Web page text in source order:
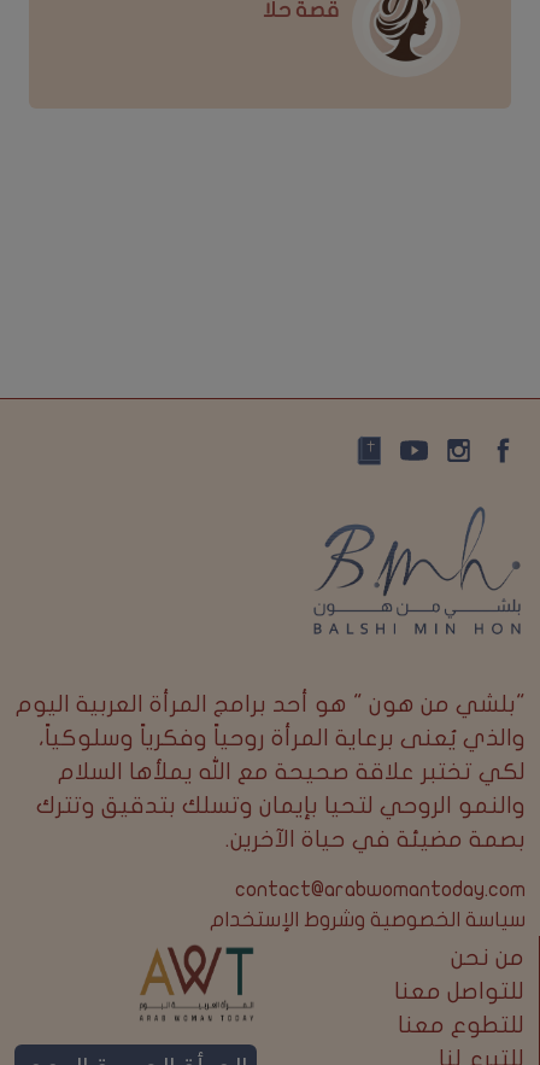
قصة حلا
"بلشي من هون " هو أحد برامج المرأة العربية اليوم
والذي يُعنى برعاية المرأة روحياً وفكرياً وسلوكياً،
لكي تختبر علاقة صحيحة مع الله يملأها السلام
والنمو الروحي لتحيا بإيمان وتسلك بتدقيق وتترك
بصمة مضيئة في حياة الآخرين.
contact@arabwomantoday.com
سياسة الخصوصية وشروط الإستخدام
من نحن
للتواصل معنا
للتطوع معنا
للتبرع لنا